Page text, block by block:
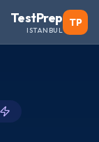
TP
TestPrep
ISTANBUL